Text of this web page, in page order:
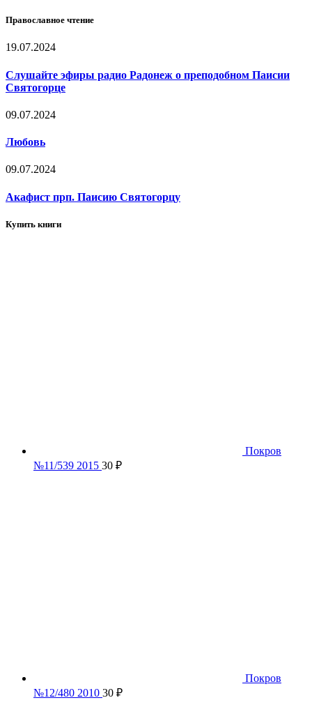
Православное чтение
19.07.2024
Слушайте эфиры радио Радонеж о преподобном Паисии
Святогорце
09.07.2024
Любовь
09.07.2024
Акафист прп. Паисию Святогорцу
Купить книги
Покров
№11/539 2015 30 ₽
Покров
№12/480 2010 30 ₽